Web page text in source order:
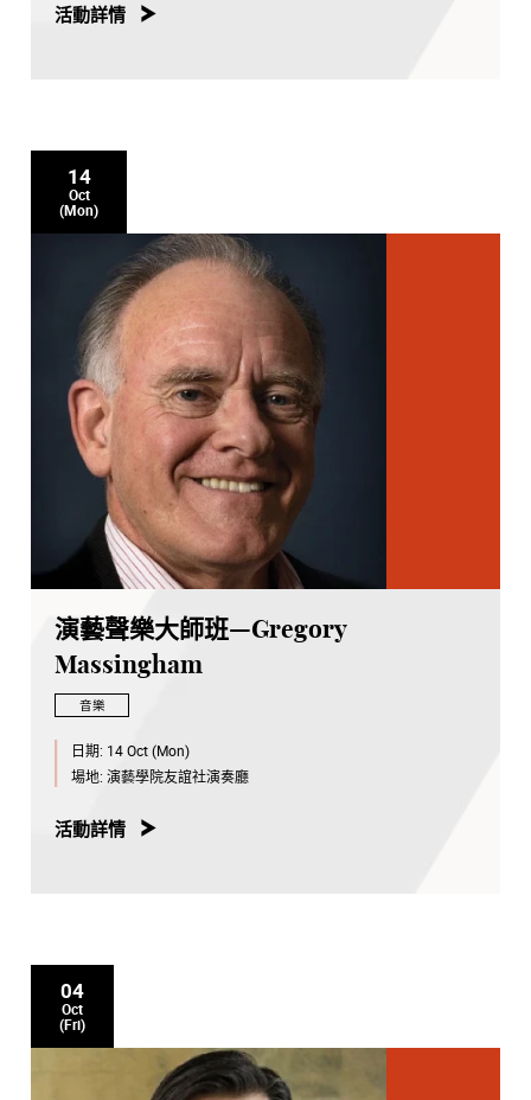
活動詳情
14
Oct
(Mon)
演藝聲樂大師班—Gregory
Massingham
音樂
日期: 14 Oct (Mon)
場地: 演藝學院友誼社演奏廳
活動詳情
04
Oct
(Fri)